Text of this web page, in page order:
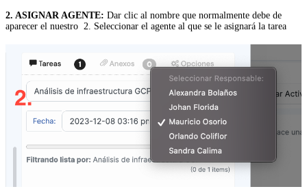
2. ASIGNAR AGENTE: Dar clic al nombre que normalmente debe de
aparecer el nuestro 2. Seleccionar el agente al que se le asignará la tarea